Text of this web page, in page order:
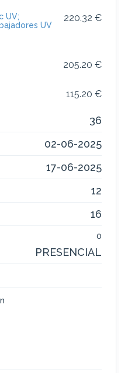
220.32 €
UV;
UV
205.20 €
115.20 €
36
02-06-2025
17-06-2025
12
16
0
PRESENCIAL